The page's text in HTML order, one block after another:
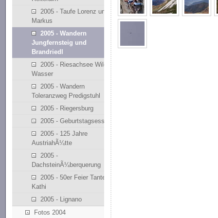
2005 - Taufe Lorenz und
Markus
2005 - Wandern
Jungfernsteig und
Brandriedl
2005 - Riesachsee Wilde
Wasser
2005 - Wandern
Toleranzweg Predigstuhl
2005 - Riegersburg
2005 - Geburtstagsessen
2005 - 125 Jahre
AustriahÃ¼tte
2005 -
DachsteinÃ¼berquerung
2005 - 50er Feier Tante
Kathi
2005 - Lignano
Fotos 2004